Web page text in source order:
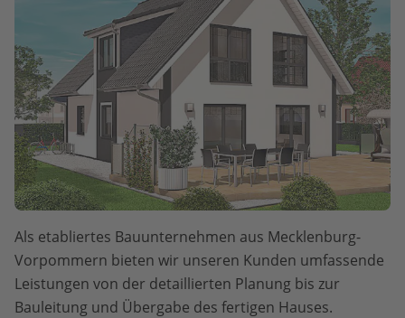
Als etabliertes Bauunternehmen aus Mecklenburg-
Vorpommern bieten wir unseren Kunden umfassende
Leistungen von der detaillierten Planung bis zur
Bauleitung und Übergabe des fertigen Hauses.